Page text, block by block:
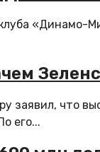
«Динамо-
заявил, что
его...